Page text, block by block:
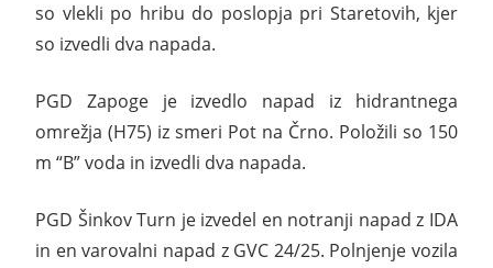
so vlekli po hribu do poslopja pri Staretovih, kjer
so izvedli dva napada.
PGD Zapoge je izvedlo napad iz hidrantnega
omrežja (H75) iz smeri Pot na Črno. Položili so 150
m “B” voda in izvedli dva napada.
PGD Šinkov Turn je izvedel en notranji napad z IDA
in en varovalni napad z GVC 24/25. Polnjenje vozila